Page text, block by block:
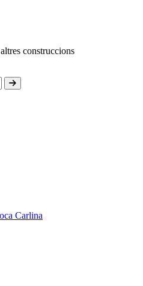
construccions
Carlina